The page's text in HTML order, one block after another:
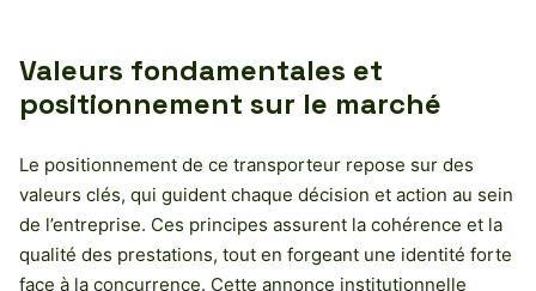
Valeurs fondamentales et
positionnement sur le marché
Le positionnement de ce transporteur repose sur des
valeurs clés, qui guident chaque décision et action au sein
de l’entreprise. Ces principes assurent la cohérence et la
qualité des prestations, tout en forgeant une identité forte
face à la concurrence. Cette annonce institutionnelle